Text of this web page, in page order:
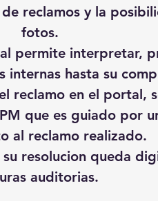
reclamos y la
fotos.
permite interpretar,
internas hasta su
reclamo en el portal,
que es guiado por
al reclamo realizado.
resolucion queda
auditorias.